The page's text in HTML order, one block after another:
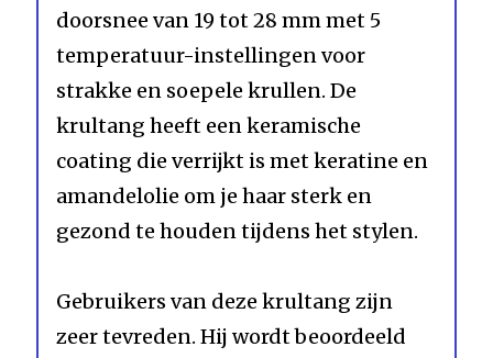
doorsnee van 19 tot 28 mm met 5
temperatuur-instellingen voor
strakke en soepele krullen. De
krultang heeft een keramische
coating die verrijkt is met keratine en
amandelolie om je haar sterk en
gezond te houden tijdens het stylen.
Gebruikers van deze krultang zijn
zeer tevreden. Hij wordt beoordeeld